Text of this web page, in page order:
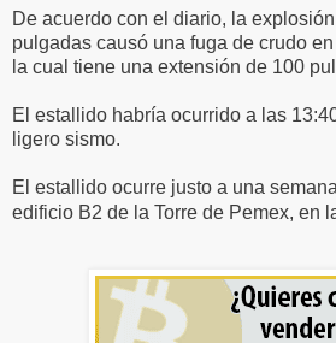
De acuerdo con el diario, la
pulgadas causó una fuga de crudo
la cual tiene una extensión de 100
El estallido habría ocurrido a las
ligero sismo.
El estallido ocurre justo a una
edificio B2 de la Torre de Pemex, en